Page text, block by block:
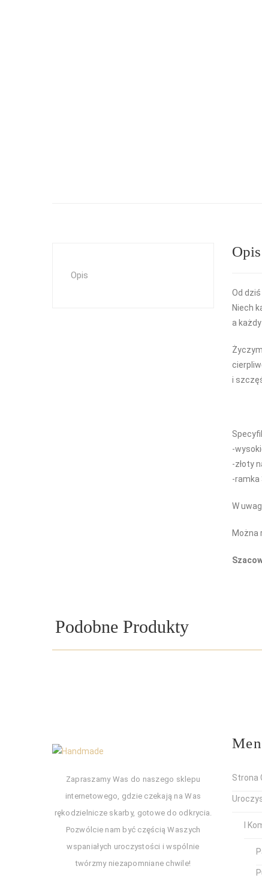
Opis
Opis
Od dziś
Niech
a
i
-
-złoty
-ramka
W
Można
Podobne Produkty
Zapraszamy Was do naszego sklepu
internetowego, gdzie czekają na Was
rękodzielnicze skarby, gotowe do odkrycia.
Pozwólcie nam być częścią Waszych
wspaniałych uroczystości i wspólnie
twórzmy niezapomniane chwile!
Strona
I